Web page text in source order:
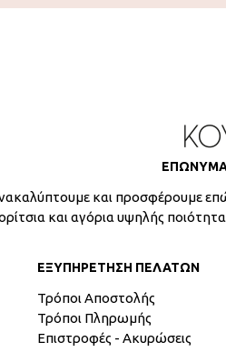
και προσφέρουμε
και αγόρια υψηλής
ΕΞΥΠΗΡΕΤΗΣΗ ΠΕΛΑΤΩΝ
Τρόποι Αποστολής
Τρόποι Πληρωμής
Επιστροφές - Ακυρώσεις